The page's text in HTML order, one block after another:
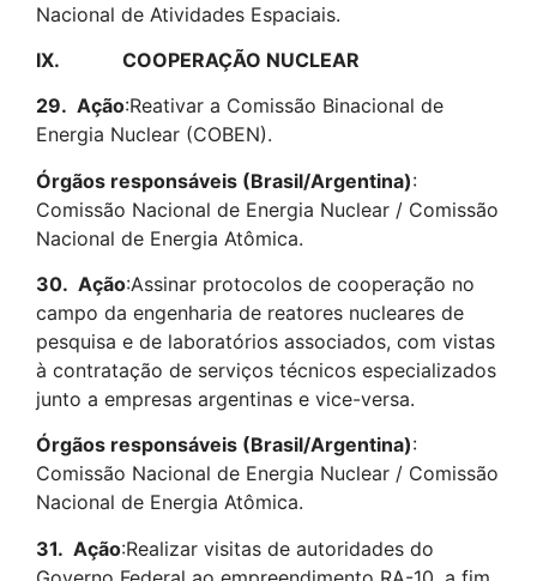
Nacional de Atividades Espaciais.
IX. COOPERAÇÃO NUCLEAR
29. Ação:Reativar a Comissão Binacional de
Energia Nuclear (COBEN).
Órgãos responsáveis (Brasil/Argentina):
Comissão Nacional de Energia Nuclear / Comissão
Nacional de Energia Atômica.
30. Ação:Assinar protocolos de cooperação no
campo da engenharia de reatores nucleares de
pesquisa e de laboratórios associados, com vistas
à contratação de serviços técnicos especializados
junto a empresas argentinas e vice-versa.
Órgãos responsáveis (Brasil/Argentina):
Comissão Nacional de Energia Nuclear / Comissão
Nacional de Energia Atômica.
31. Ação:Realizar visitas de autoridades do